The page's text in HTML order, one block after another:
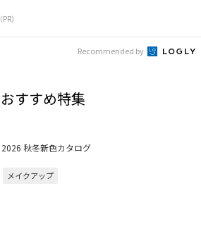
（PR）
Recommended by
おすすめ特集
2026 秋冬新色カタログ
メイクアップ